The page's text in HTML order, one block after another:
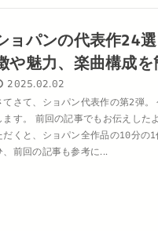
ョパンの代表作24
や魅力、楽曲構成を
2025.02.02
てさて、ショパン代表作の第2弾
ます。 前回の記事でもお伝えした
だくと、ショパン全作品の10分の
、前回の記事も参考に...